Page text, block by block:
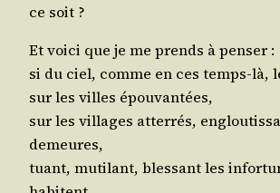
ce soit ?
Et voi­ci que je me prends à penser :
si du ciel, comme en ces temps-là,
sur les villes épouvantées,
sur les vil­lages atter­rés,
demeures,
tuant, muti­lant, bles­sant les